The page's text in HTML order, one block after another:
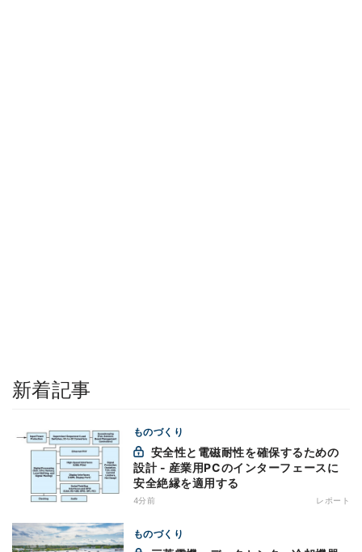
新着記事
ものづくり
設計 - 産業用PCのインターフェースに
安全絶縁を適用する
4分前 レポート
ものづくり